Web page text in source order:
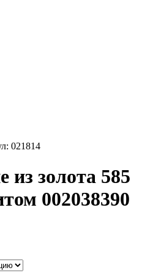
021814
из золота 585
002038390